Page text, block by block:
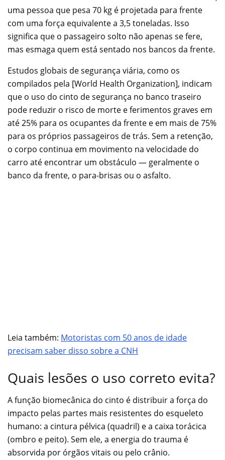
uma pessoa que pesa 70 kg é projetada para frente
com uma força equivalente a 3,5 toneladas. Isso
significa que o passageiro solto não apenas se fere,
mas esmaga quem está sentado nos bancos da frente.
Estudos globais de segurança viária, como os
compilados pela [World Health Organization], indicam
que o uso do cinto de segurança no banco traseiro
pode reduzir o risco de morte e ferimentos graves em
até 25% para os ocupantes da frente e em mais de 75%
para os próprios passageiros de trás. Sem a retenção,
o corpo continua em movimento na velocidade do
carro até encontrar um obstáculo — geralmente o
banco da frente, o para-brisas ou o asfalto.
Leia também: Motoristas com 50 anos de idade
precisam saber disso sobre a CNH
Quais lesões o uso correto evita?
A função biomecânica do cinto é distribuir a força do
impacto pelas partes mais resistentes do esqueleto
humano: a cintura pélvica (quadril) e a caixa torácica
(ombro e peito). Sem ele, a energia do trauma é
absorvida por órgãos vitais ou pelo crânio.